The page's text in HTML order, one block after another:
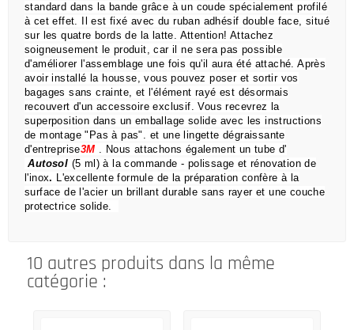
standard dans la bande grâce à un coude spécialement profilé
à cet effet.
Il est fixé avec du ruban adhésif double face, situé
sur les quatre bords de la latte. Attention!Attachez
soigneusement le produit, car il ne sera pas possible
d'améliorer l'assemblage une fois qu'il aura été attaché.Après
avoir installé la housse, vous pouvez poser et sortir vos
bagages sans crainte, et l'élément rayé est désormais
recouvert d'un accessoire exclusif.Vous recevrez la
superposition dans un emballage solide avec les instructions
de montage "Pas à pas". et une lingette dégraissante
d'entreprise3M . Nous attachons également un tube d'
Autosol (5 ml) à la commande - polissage et rénovation de
l'inox. L'excellente formule de la préparation confère à la
surface de l'acier un brillant durable sans rayer et une couche
protectrice solide.
10 autres produits dans la même
catégorie :